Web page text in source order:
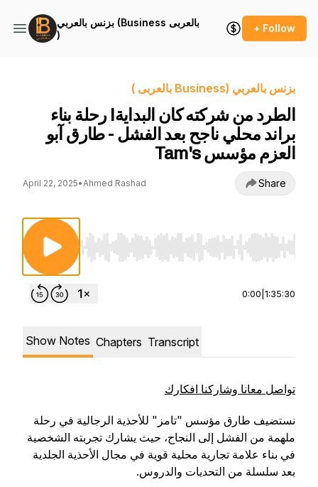
بزنس بالعربي (Business بالعربى
)
+ Follow
بزنس بالعربي (Business بالعربى )
الطرد من شركته كان البداية! رحلة بناء
براند محلي ناجح بعد الفشل - طارق آبو
العزم مؤسس Tam's
April 22, 2025•Ahmed Rashad Share
Use Left/Right to seek, Home/End to jump to
0:00 1:35:30
Show Notes Chapters Transcript
تواصل معانا وشاركنا افكارك
نستضيف طارق مؤسس "تامز" للأحذية الرجالية في رحلة
ملهمة من الفشل إلى النجاح، حيث يشارك تجربته الشخصية
في بناء علامة تجارية محلية قوية في مجال الأحذية الجلدية
بعد سلسلة من التحديات والدروس.